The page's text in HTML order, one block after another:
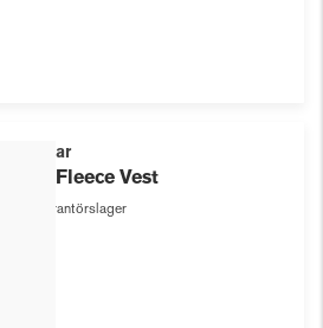
Texstar
Pile Fleece Vest
Leverantörslager